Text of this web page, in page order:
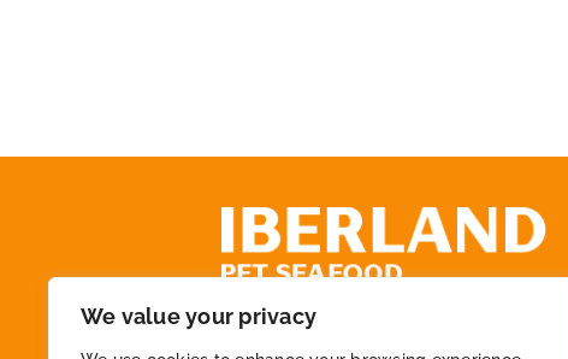
We value your privacy
+34 972 218 825